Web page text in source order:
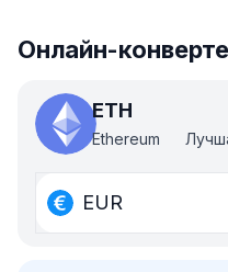
Онлайн-
ETH
Ethereum
EUR